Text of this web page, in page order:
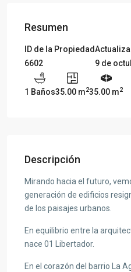
Resumen
ID de la Propiedad
6602
9 de
1 Baños35.00 m235.00 m2
Descripción
Mirando hacia el futuro,
generación de edificios
de los paisajes urbanos.
En equilibrio entre la
nace 01 Libertador.
En el corazón del barrio La